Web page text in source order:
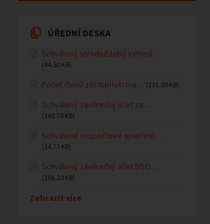
ÚŘEDNÍ DESKA
Schválený střednědobý výhled…
(44.50 KB)
Počet členů zastupitelstva… (231.00 KB)
Schválený závěrečný účet za…
(148.78 KB)
Schválené rozpočtové opatření…
(14.73 KB)
Schválený závěrečný účet DSO…
(106.20 KB)
Zobrazit více